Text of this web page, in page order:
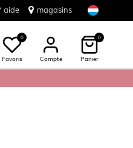
aide magasins
0
Favoris Compte
0
Panier